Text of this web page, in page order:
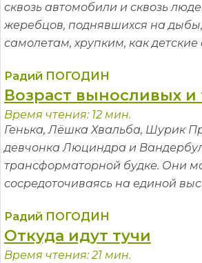
сквозь автомобили и сквозь
жеребцов, поднявшихся на дыбы,
самолетам, хрупким, как детские
Радий ПОГОДИН
Возраст выносливых и
Время чтения: 12 мин.
Генька, Лёшка Хвальба, Шурик
девчонка Люциндра и
трансформаторной будке. Они
сосредоточиваясь на единой
Радий ПОГОДИН
Откуда идут тучи
Время чтения: 21 мин.